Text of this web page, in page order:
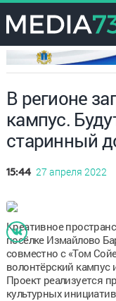
В регионе
кампус.
старинный
15:44 27 апреля 2022
Креативное
посёлке Измайлово
совместно с «Том
волонтёрский
Проект реализуется
культурных